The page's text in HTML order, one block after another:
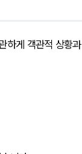
하게 객관적 상황과